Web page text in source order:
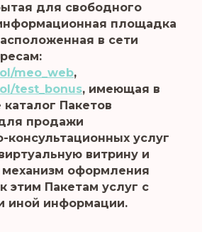
для свободного
площадка
в сети
meo_web,
test_bonus, имеющая в
Пакетов
продажи
услуг
витрину и
оформления
этим Пакетам услуг с
иной информации.